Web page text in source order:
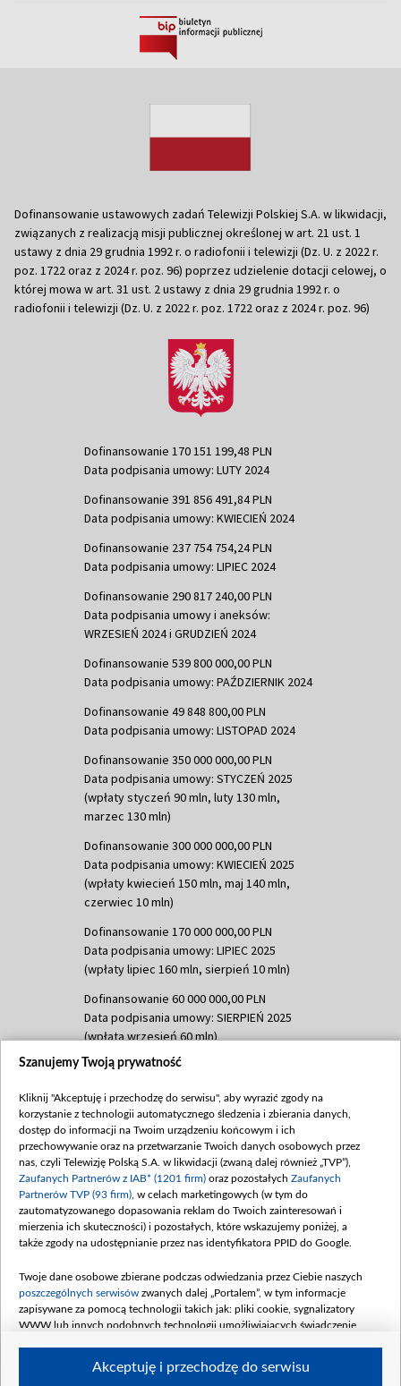
Dofinansowanie ustawowych zadań Telewizji Polskiej S.A. w likwidacji,
związanych z realizacją misji publicznej określonej w art. 21 ust. 1
ustawy z dnia 29 grudnia 1992 r. o radiofonii i telewizji (Dz. U. z 2022 r.
poz. 1722 oraz z 2024 r. poz. 96) poprzez udzielenie dotacji celowej, o
której mowa w art. 31 ust. 2 ustawy z dnia 29 grudnia 1992 r. o
radiofonii i telewizji (Dz. U. z 2022 r. poz. 1722 oraz z 2024 r. poz. 96)
Dofinansowanie 170 151 199,48 PLN
Data podpisania umowy: LUTY 2024
Dofinansowanie 391 856 491,84 PLN
Data podpisania umowy: KWIECIEŃ 2024
Dofinansowanie 237 754 754,24 PLN
Data podpisania umowy: LIPIEC 2024
Dofinansowanie 290 817 240,00 PLN
Data podpisania umowy i aneksów:
WRZESIEŃ 2024 i GRUDZIEŃ 2024
Dofinansowanie 539 800 000,00 PLN
Data podpisania umowy: PAŹDZIERNIK 2024
Dofinansowanie 49 848 800,00 PLN
Data podpisania umowy: LISTOPAD 2024
Dofinansowanie 350 000 000,00 PLN
Data podpisania umowy: STYCZEŃ 2025
(wpłaty styczeń 90 mln, luty 130 mln,
marzec 130 mln)
Dofinansowanie 300 000 000,00 PLN
Data podpisania umowy: KWIECIEŃ 2025
(wpłaty kwiecień 150 mln, maj 140 mln,
czerwiec 10 mln)
Dofinansowanie 170 000 000,00 PLN
Data podpisania umowy: LIPIEC 2025
(wpłaty lipiec 160 mln, sierpień 10 mln)
Dofinansowanie 60 000 000,00 PLN
Data podpisania umowy: SIERPIEŃ 2025
(wpłata wrzesień 60 mln)
Dofinansowanie 635 783 051,21 PLN
(wpłata wrzesień 100 mln, październik 350
mln, listopad 265 mln)
Dofinansowanie 48 862 000,00 PLN
Data podpisania umowy: GRUDZIEŃ 2025
(wpłata grudzień 60,548 mln)
Dofinansowanie 900 000 000,00 PLN
Data podpisania umowy: LUTY 2026 (wpłata
kwiecień 180 mln, 7 maja 180 mln, 8
czerwca 90 mln)
Dofinansowanie 250 000 000,00 PLN
4 sierpnia 250 mln
Szanujemy Twoją prywatność
Kliknij "Akceptuję i przechodzę do serwisu", aby wyrazić zgody na
korzystanie z technologii automatycznego śledzenia i zbierania danych,
dostęp do informacji na Twoim urządzeniu końcowym i ich
przechowywanie oraz na przetwarzanie Twoich danych osobowych przez
nas, czyli Telewizję Polską S.A. w likwidacji (zwaną dalej również „TVP”),
Zaufanych Partnerów z IAB* (1201 firm) oraz pozostałych Zaufanych
Partnerów TVP (93 firm) , w celach marketingowych (w tym do
zautomatyzowanego dopasowania reklam do Twoich zainteresowań i
mierzenia ich skuteczności) i pozostałych, które wskazujemy poniżej, a
także zgody na udostępnianie przez nas identyfikatora PPID do Google.
Twoje dane osobowe zbierane podczas odwiedzania przez Ciebie naszych
poszczególnych serwisów zwanych dalej „Portalem”, w tym informacje
zapisywane za pomocą technologii takich jak: pliki cookie, sygnalizatory
WWW lub innych podobnych technologii umożliwiających świadczenie
Akceptuję i przechodzę do serwisu